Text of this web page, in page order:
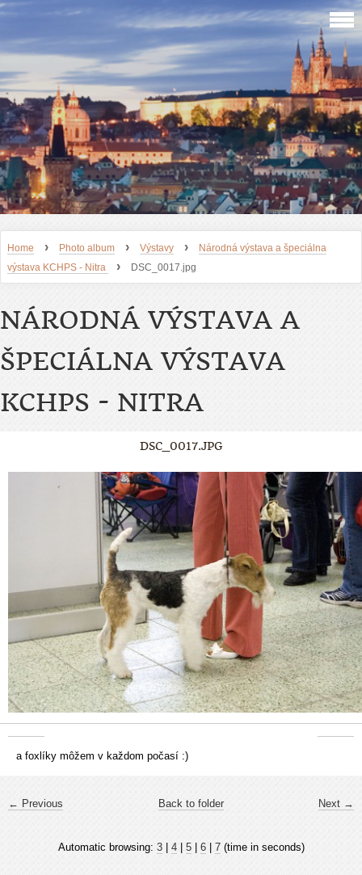
Home › Photo album › Výstavy ›
Národná výstava a špeciálna
výstava KCHPS - Nitra
› DSC_0017.jpg
NÁRODNÁ VÝSTAVA A
ŠPECIÁLNA VÝSTAVA
KCHPS - NITRA
DSC_0017.JPG
a foxlíky môžem v každom počasí :)
← Previous Next →
Back to folder
Automatic browsing: 3| 4| 5| 6| 7(time in seconds)